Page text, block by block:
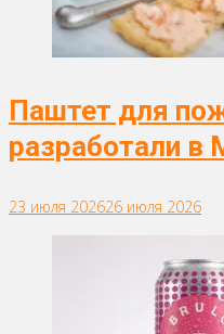
Паштет для
разработали в
23 июля 202626 июля 2026